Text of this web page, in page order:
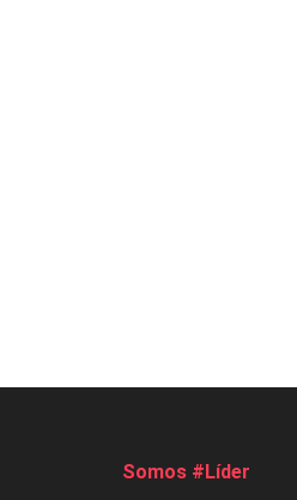
Somos #Líder